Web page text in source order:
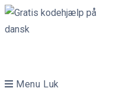
Skip
to
Menu Luk